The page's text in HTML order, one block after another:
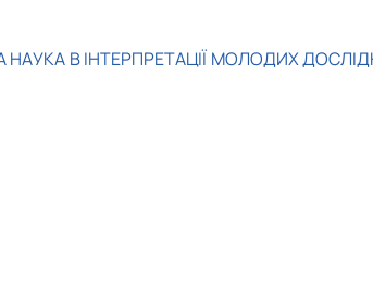
В ІНТЕРПРЕТАЦІЇ МОЛОДИХ